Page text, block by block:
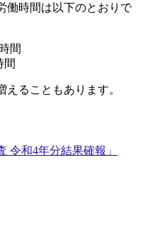
働時間は以下のとおりで
間
間
ることもあります。
令和4年分結果確報」